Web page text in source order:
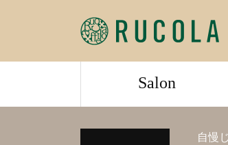
Salon
自慢